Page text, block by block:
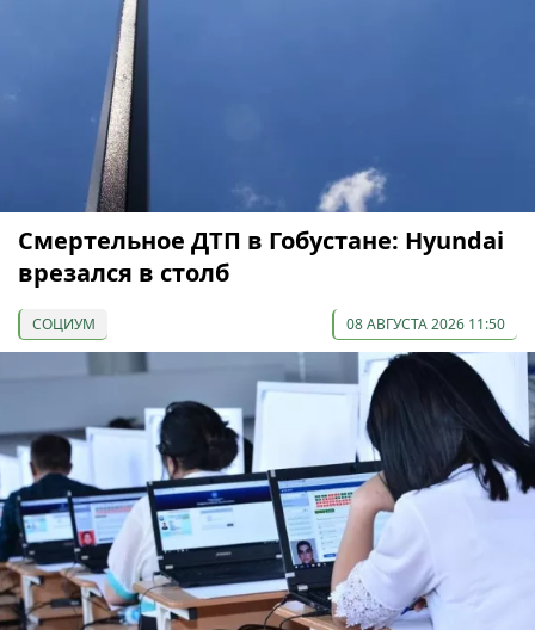
Смертельное ДТП в Гобустане: Hyundai
врезался в столб
СОЦИУМ 08 АВГУСТА 2026 11:50